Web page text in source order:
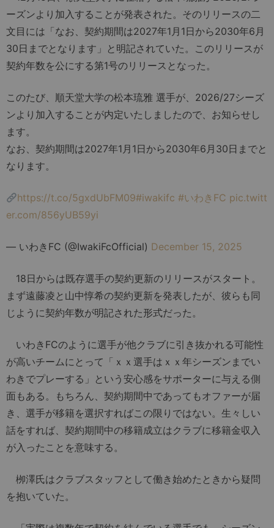
ーズンより加入することが発表された。そのリリースの二
文目には「なお、契約期間は2027年1月1日から2030年6月
30日までとなります」と明記されていた。このリリースが
契約年数を公にする第1号のリリースとなった。
このたび、順天堂大学の松本琉雅 選手が、2026/27シーズ
ンより加入することが内定いたしましたので、お知らせし
ます。​
なお、契約期間は2027年1月1日から2030年6月30日までと
なります。
https://t.co/5gxdUbFM09#iwakifc #いわきFC pic.twitt
er.com/856yUB59yi
— いわきFC (@IwakiFcOfficial) December 15, 2025
18日からは既存選手の契約更新のリリースがスタート。
まず遠藤凌と山中惇希の契約更新を発表したが、彼らも同
じように契約年数が明記された形式だった。
いわきFCのように選手が他クラブに引き抜かれる可能性
が高いチームにとって「ｘｘ選手はｘｘ年シーズンまでい
わきでプレーする」という安心感をサポーターに与える側
面もある。もちろん、契約期間中であってもオファーが届
き、選手が移籍を選択すればこの限りではない。生々しい
話をすれば、契約期間中の移籍成立はクラブに移籍金収入
が入ったことを意味する。
栁澤氏はクラブスタッフとして働き始めたときから疑問
を抱いていた。